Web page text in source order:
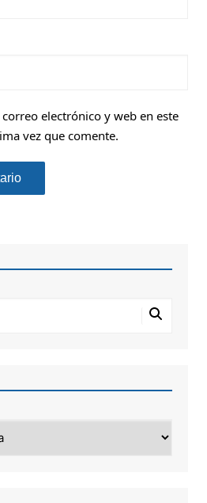
electrónico y web en este
vez que comente.